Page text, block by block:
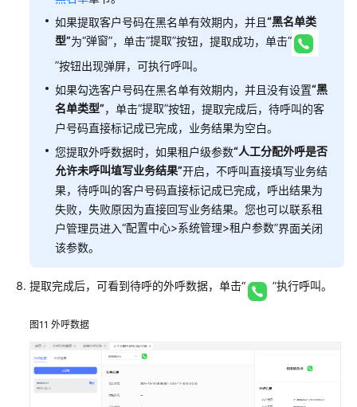
如果提取客户号码在黑名单有效期内，并且“黑名单类
型”为“弹窗”，单击“提取”按钮，提取成功，单击“
”按钮出现弹屏，可执行呼叫。
如果勾选客户号码在黑名单有效期内，并且没有设置“黑
名单类型”，单击“提取”按钮，提取完成后，待呼叫的客
户号码直接标记成已完成，业务结果为空白。
您提取外呼数据时，如果租户级参数“人工分配外呼是否
允许未呼叫埴写业务结果”开启，不呼叫直接填写业务结
果，待呼叫的客户号码直接标记成已完成，呼出结果为
失败，失败原因为直接回写业务结果。您也可以联系租
户管理员进入“配置中心>系统管理>租户参数”界面关闭
该参数。
提取完成后，可看到待呼的外呼数据，单击“ ”执行呼叫。
图11 外呼数据